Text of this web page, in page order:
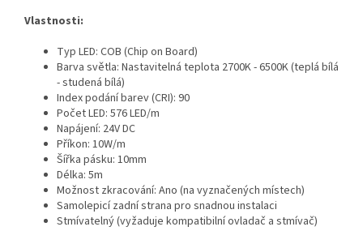
Vlastnosti:
Typ LED: COB (Chip on Board)
Barva světla: Nastavitelná teplota 2700K - 6500K (teplá bílá
- studená bílá)
Index podání barev (CRI): 90
Počet LED: 576 LED/m
Napájení: 24V DC
Příkon: 10W/m
Šířka pásku: 10mm
Délka: 5m
Možnost zkracování: Ano (na vyznačených místech)
Samolepicí zadní strana pro snadnou instalaci
Stmívatelný (vyžaduje kompatibilní ovladač a stmívač)